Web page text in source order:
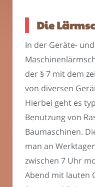
Die
In der Geräte- und
der § 7 mit dem
von diversen
Hierbei geht es
Benutzung von
Baumaschinen.
man an
zwischen 7 Uhr
Abend mit lauten